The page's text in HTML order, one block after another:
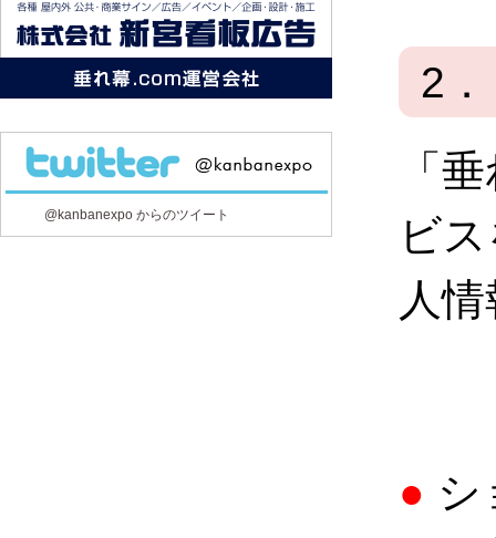
2
「
ビ
人
● シ
@kanbanexpo からのツイート